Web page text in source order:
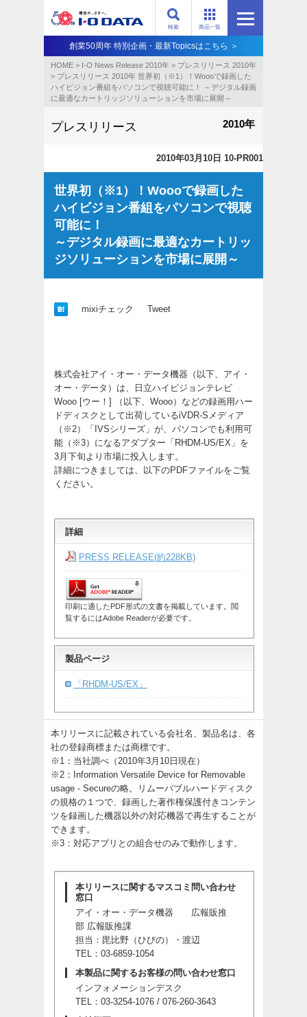
商品一覧
検索
創業50周年 特別企画・最新Topicsはこちら ＞
HOME > I-O News Release 2010年 > プレスリリース 2010年
> プレスリリース 2010年 世界初（※1）！Woooで録画した
ハイビジョン番組をパソコンで視聴可能に！ ～デジタル録画
に最適なカートリッジソリューションを市場に展開～
プレスリリース 2010年
2010年03月10日 10-PR001
世界初（※1）！Woooで録画した
ハイビジョン番組をパソコンで視聴
可能に！
～デジタル録画に最適なカートリッ
ジソリューションを市場に展開～
mixiチェック Tweet
株式会社アイ・オー・データ機器（以下、アイ・
オー・データ）は、日立ハイビジョンテレビ
Wooo [ウー！] （以下、Wooo）などの録画用ハー
ドディスクとして出荷しているiVDR-Sメディア
（※2）「IVSシリーズ」が、パソコンでも利用可
能（※3）になるアダプター「RHDM-US/EX」を
3月下旬より市場に投入します。
詳細につきましては、以下のPDFファイルをご覧
ください。
詳細
PRESS RELEASE(約228KB)
印刷に適したPDF形式の文書を掲載しています。閲
覧するにはAdobe Readerが必要です。
製品ページ
「RHDM-US/EX」
本リリースに記載されている会社名、製品名は、各
社の登録商標または商標です。
※1：当社調べ（2010年3月10日現在）
※2：Information Versatile Device for Removable
usage - Secureの略。リムーバブルハードディスク
の規格の１つで、録画した著作権保護付きコンテン
ツを録画した機器以外の対応機器で再生することが
できます。
※3：対応アプリとの組合せのみで動作します。
本リリースに関するマスコミ問い合わせ
窓口
アイ・オー・データ機器 広報販推
部 広報販推課
担当：毘比野（ひびの）・渡辺
TEL：03-6859-1054
本製品に関するお客様の問い合わせ窓口
インフォメーションデスク
TEL：03-3254-1076 / 076-260-3643